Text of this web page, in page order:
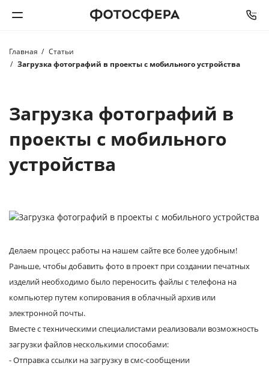
Печать фото
Календари
Интерьерная печать
Багетная мастерская
Полиграфия
Услуги и сервис
Магазин
Главная
Статьи
Загрузка фотографий в проекты с мобильного устройства
Загрузка фотографий в
проекты с мобильного
устройства
Делаем процесс работы на нашем сайте все более удобным!
Раньше, чтобы добавить фото в проект при создании печатных
изделий необходимо было переносить файлы с телефона на
компьютер путем копирования в облачный архив или
электронной почты.
Вместе с техническими специалистами реализовали возможность
загрузки файлов несколькими способами:
- Отправка ссылки на загрузку в смс-сообщении